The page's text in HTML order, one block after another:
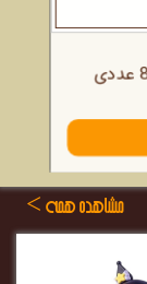
​​مشاهده همه >​​​​​​​​​​​​​​